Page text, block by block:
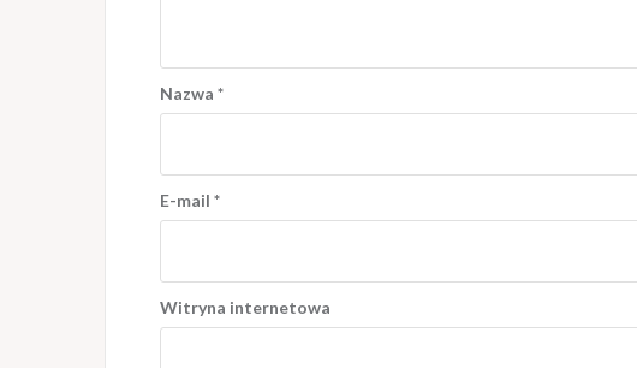
Nazwa *
E-mail *
Witryna internetowa